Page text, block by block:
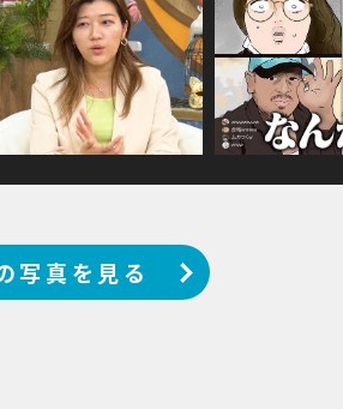
写真を見る